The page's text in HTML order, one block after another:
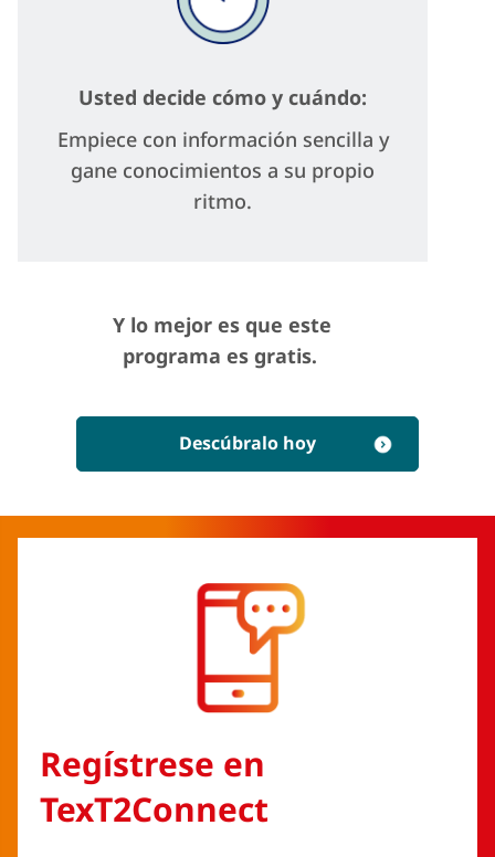
Usted decide cómo y cuándo:
Empiece con información sencilla y
gane conocimientos a su propio
ritmo.
Y lo mejor es que este
programa es gratis.
Descúbralo hoy
Regístrese en
TexT2Connect